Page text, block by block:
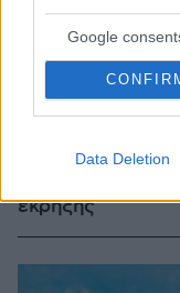
Google
Data Deletion
που δεν πρόλαβε
έκρηξης